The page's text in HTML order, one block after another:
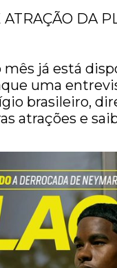
ATRAÇÃO DA
mês já está
uma
brasileiro,
atrações e